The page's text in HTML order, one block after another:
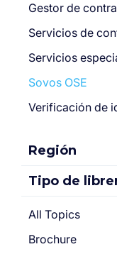
Gestor de
Servicios de
Servicios
Sovos OSE
Verificación de
Región
Tipo de
All Topics
Brochure